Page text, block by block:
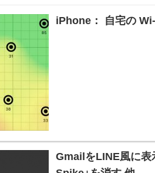
iPhone： 自宅の
GmailをLINE風に表